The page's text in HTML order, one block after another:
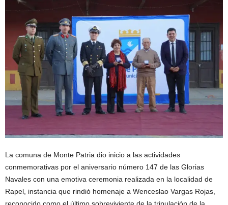
La comuna de Monte Patria dio inicio a las actividades
conmemorativas por el aniversario número 147 de las Glorias
Navales con una emotiva ceremonia realizada en la localidad de
Rapel, instancia que rindió homenaje a Wenceslao Vargas Rojas,